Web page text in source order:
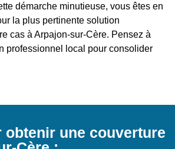
démarche minutieuse, vous êtes en
la plus pertinente solution
cas à Arpajon-sur-Cère. Pensez à
professionnel local pour consolider
obtenir une couverture